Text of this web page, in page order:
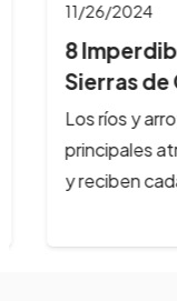
11/26/2024
8
Sierras de
Los ríos y
principales
y reciben